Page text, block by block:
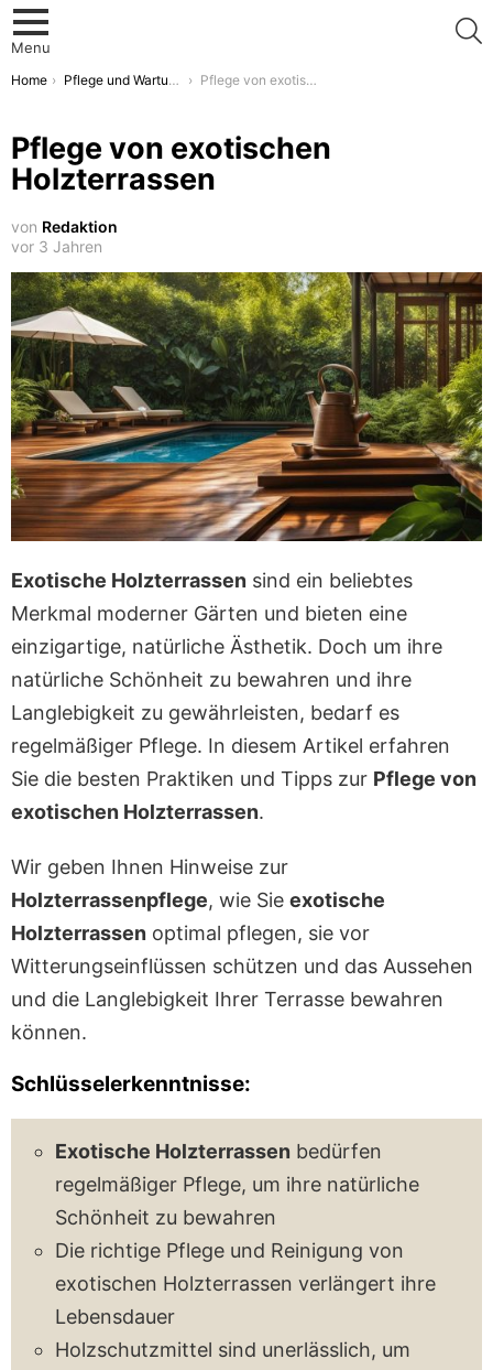
Menu
You are here:
Home Pflege und Wartung von Holzterrassen Pflege von exotischen Holzterrassen
Pflege von exotischen
Holzterrassen
von Redaktion
vor 3 Jahren
Exotische Holzterrassen sind ein beliebtes
Merkmal moderner Gärten und bieten eine
einzigartige, natürliche Ästhetik. Doch um ihre
natürliche Schönheit zu bewahren und ihre
Langlebigkeit zu gewährleisten, bedarf es
regelmäßiger Pflege. In diesem Artikel erfahren
Sie die besten Praktiken und Tipps zur Pflege von
exotischen Holzterrassen.
Wir geben Ihnen Hinweise zur
Holzterrassenpflege, wie Sie exotische
Holzterrassen optimal pflegen, sie vor
Witterungseinflüssen schützen und das Aussehen
und die Langlebigkeit Ihrer Terrasse bewahren
können.
Schlüsselerkenntnisse:
Exotische Holzterrassen bedürfen
regelmäßiger Pflege, um ihre natürliche
Schönheit zu bewahren
Die richtige Pflege und Reinigung von
exotischen Holzterrassen verlängert ihre
Lebensdauer
Holzschutzmittel sind unerlässlich, um